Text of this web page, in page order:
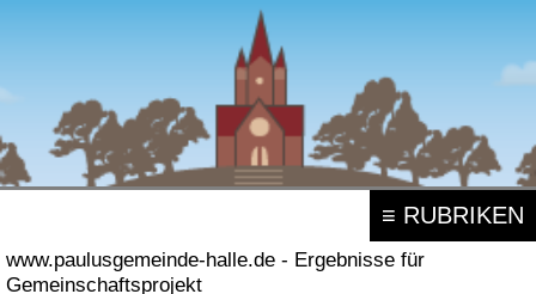
≡ RUBRIKEN
www.paulusgemeinde-halle.de - Ergebnisse für
Gemeinschaftsprojekt